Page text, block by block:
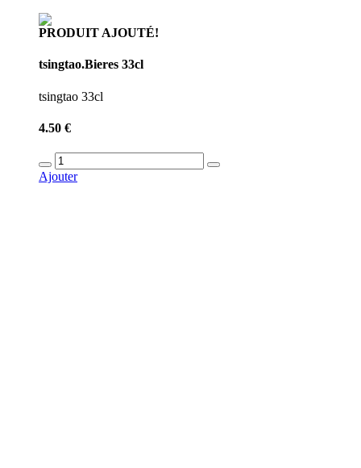
PRODUIT AJOUTÉ!
tsingtao.Bieres 33cl
tsingtao 33cl
4.50 €
Ajouter